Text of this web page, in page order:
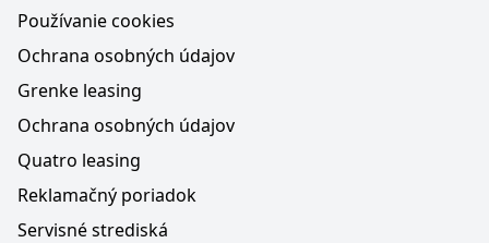
Používanie cookies
Ochrana osobných údajov
Grenke leasing
Ochrana osobných údajov
Quatro leasing
Reklamačný poriadok
Servisné strediská